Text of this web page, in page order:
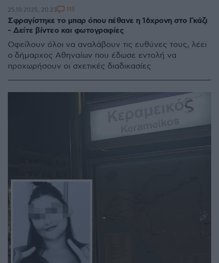
Σφραγίστηκε το μπαρ όπου πέθανε η 16χρονη στο Γκάζι
- Δείτε βίντεο και φωτογραφίες
Οφείλουν όλοι να αναλάβουν τις ευθύνες τους, λέει
ο δήμαρχος Αθηναίων που έδωσε εντολή να
προχωρήσουν οι σχετικές διαδικασίες
25.10.2025, 20:23 115